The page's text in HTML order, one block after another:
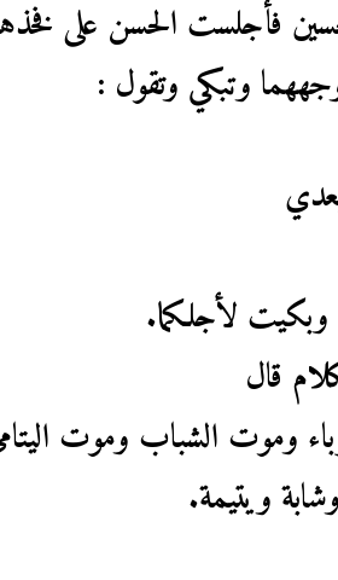
فأجلست الحسن على فخذها
وتبكي وتقول :
وبكيت لأجلكما.
قال
وموت الشباب وموت
ويتيمة.